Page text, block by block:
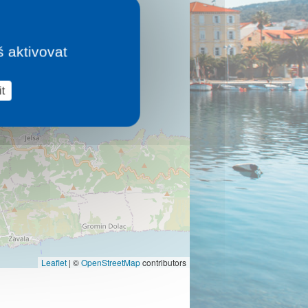
Leaflet | ©OpenStreetMapcontributors
aktivovat